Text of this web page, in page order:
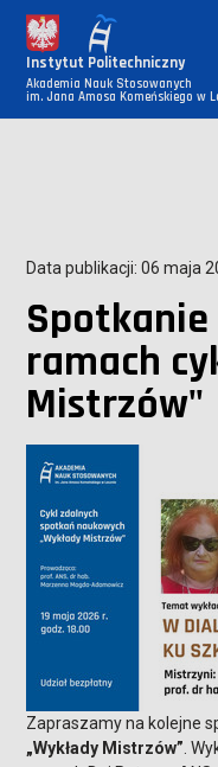
Instytut Politechniczny
Akademia Nauk Stosowanych
im. Jana Amosa Komeńskiego w
Data publikacji: 06 maja
ramach
Mistrzów"
Zapraszamy na kolejne
„Wykłady Mistrzów” .